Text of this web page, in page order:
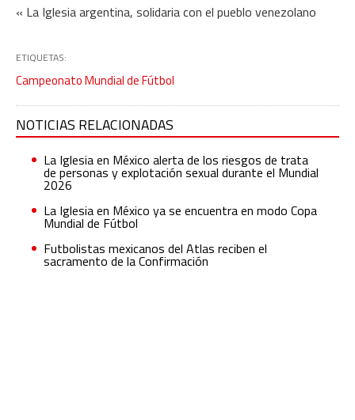
« La Iglesia argentina, solidaria con el pueblo venezolano
ETIQUETAS:
Campeonato Mundial de Fútbol
NOTICIAS RELACIONADAS
La Iglesia en México alerta de los riesgos de trata
de personas y explotación sexual durante el Mundial
2026
La Iglesia en México ya se encuentra en modo Copa
Mundial de Fútbol
Futbolistas mexicanos del Atlas reciben el
sacramento de la Confirmación